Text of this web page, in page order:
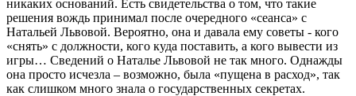
никаких оснований. Есть свидетельства о том, что такие
решения вождь принимал после очередного «сеанса» с
Натальей Львовой. Вероятно, она и давала ему советы - кого
«снять» с должности, кого куда поставить, а кого вывести из
игры… Сведений о Наталье Львовой не так много. Однажды
она просто исчезла – возможно, была «пущена в расход», так
как слишком много знала о государственных секретах.